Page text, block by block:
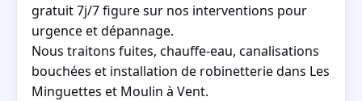
gratuit 7j/7 figure sur nos interventions pour
urgence et dépannage.
Nous traitons fuites, chauffe-eau, canalisations
bouchées et installation de robinetterie dans Les
Minguettes et Moulin à Vent.